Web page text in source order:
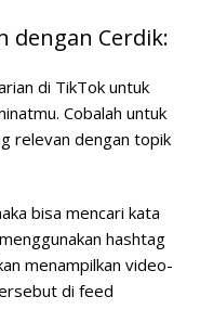
dengan Cerdik:
di TikTok untuk
Cobalah untuk
relevan dengan topik
bisa mencari kata
hashtag
menampilkan video-
di feed